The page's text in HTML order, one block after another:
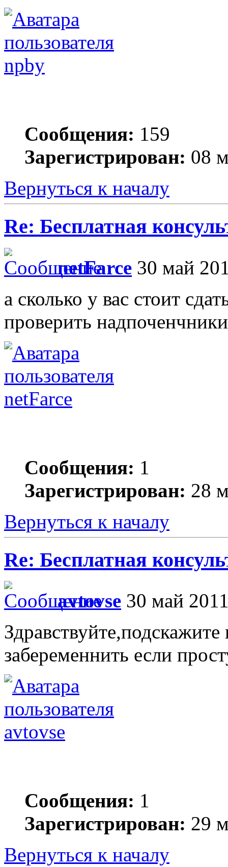
npby
Сообщения: 159
Зарегистрирован: 08
Вернуться к началу
Re: Бесплатная
netFarce 30 май
а сколько у вас стоит
проверить
netFarce
Сообщения: 1
Зарегистрирован: 28
Вернуться к началу
Re: Бесплатная
avtovse 30 май
забеременнить если
avtovse
Сообщения: 1
Зарегистрирован: 29
Вернуться к началу